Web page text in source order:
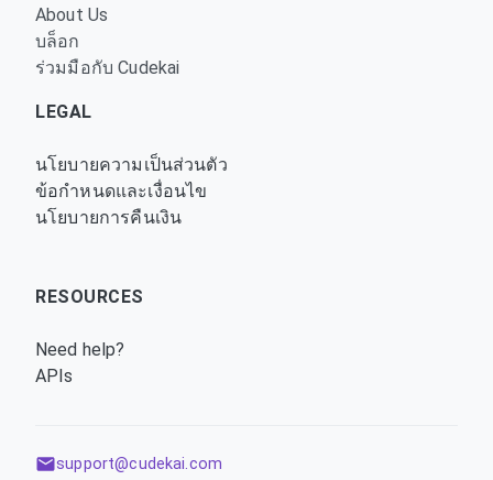
About Us
บล็อก
ร่วมมือกับ Cudekai
LEGAL
นโยบายความเป็นส่วนตัว
ข้อกำหนดและเงื่อนไข
นโยบายการคืนเงิน
RESOURCES
Need help?
APIs
support@cudekai.com